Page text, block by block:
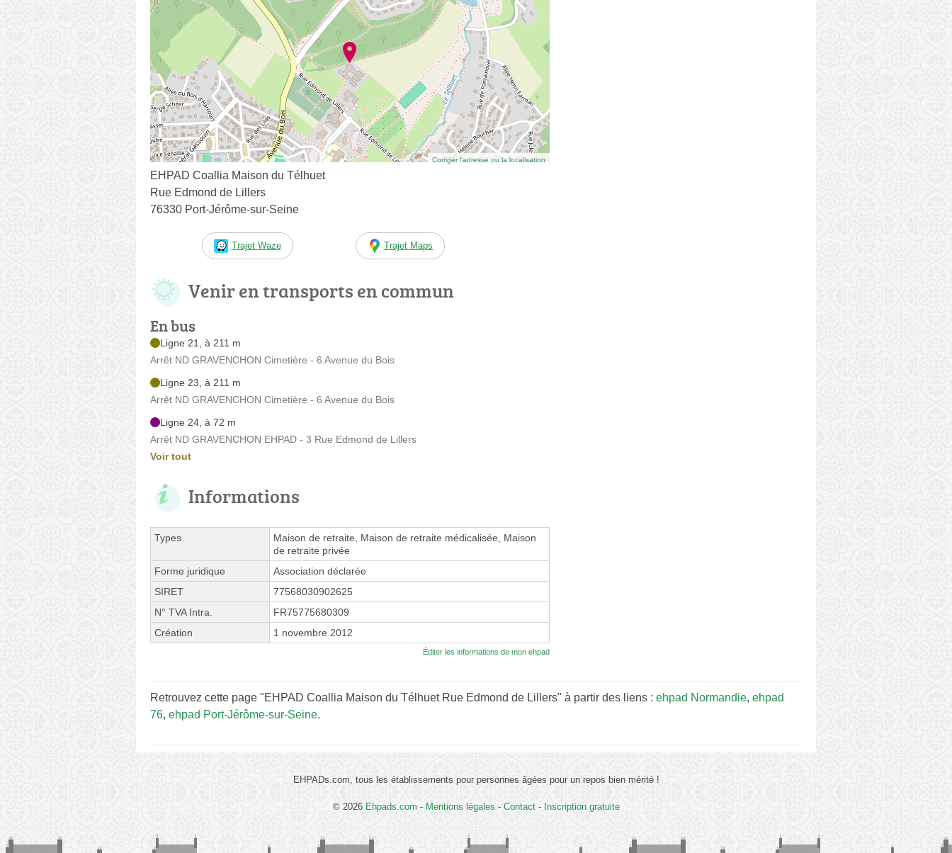
Corriger l’adresse ou la localisation
EHPAD Coallia Maison du Télhuet
Rue Edmond de Lillers
76330 Port-Jérôme-sur-Seine
Trajet Waze Trajet Maps
Venir en transports en commun
En bus
Ligne 21, à 211 m
Arrêt ND GRAVENCHON Cimetière - 6 Avenue du Bois
Ligne 23, à 211 m
Arrêt ND GRAVENCHON Cimetière - 6 Avenue du Bois
Ligne 24, à 72 m
Arrêt ND GRAVENCHON EHPAD - 3 Rue Edmond de Lillers
Voir tout
Informations
Types
Maison de retraite, Maison de retraite médicalisée, Maison
de retraite privée
Forme juridique
Association déclarée
SIRET
77568030902625
N° TVA Intra.
FR75775680309
Création
1 novembre 2012
Éditer les informations de mon ehpad
Retrouvez cette page "EHPAD Coallia Maison du Télhuet Rue Edmond de Lillers" à partir des liens : ehpad Normandie, ehpad
76, ehpad Port-Jérôme-sur-Seine.
EHPADs.com, tous les établissements pour personnes âgées pour un repos bien mérité !
© 2026 Ehpads.com - Mentions légales - Contact- Inscription gratuite